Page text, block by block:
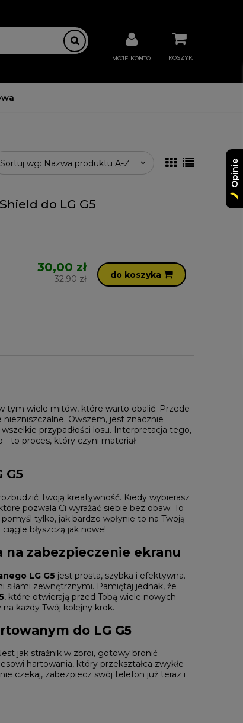
KOSZYK
MOJE KONTO
Sortuj wg: Nazwa produktu A-Z
do LG G5
30,00 zł
32,90 zł do koszyka
tym wiele mitów, które warto obalić. Przede
niezniszczalne. Owszem, jest znacznie
przypadłości losu. Interpretacja tego,
- to proces, który czyni materiał
G5
Twoją kreatywność. Kiedy wybierasz
pozwala Ci wyrażać siebie bez obaw. To
tylko, jak bardzo wpłynie to na Twoją
ciągle błyszczą jak nowe!
na zabezpieczenie ekranu
LG G5 jest prosta, szybka i efektywna.
zewnętrznymi. Pamiętaj jednak, że
, które otwierają przed Tobą wiele nowych
każdy Twój kolejny krok.
do LG G5
jak strażnik w zbroi, gotowy bronić
hartowania, który przekształca zwykłe
czekaj, zabezpiecz swój telefon już teraz i
Opinie